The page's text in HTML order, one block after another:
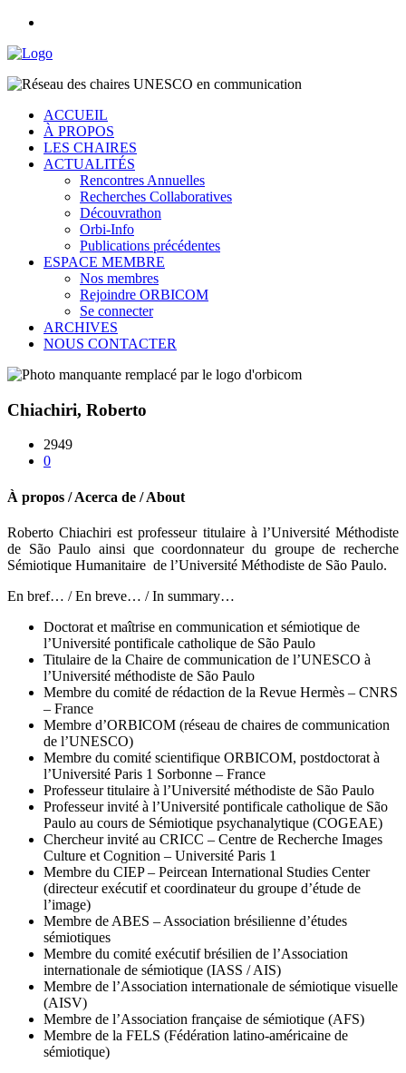
ACCUEIL
À PROPOS
LES CHAIRES
ACTUALITÉS
Rencontres Annuelles
Recherches Collaboratives
Découvrathon
Orbi-Info
Publications précédentes
ESPACE MEMBRE
Nos membres
Rejoindre ORBICOM
Se connecter
ARCHIVES
NOUS CONTACTER
Chiachiri, Roberto
2949
0
À propos / Acerca de / About
Roberto Chiachiri est professeur titulaire à l’Université Méthodiste
de São Paulo ainsi que coordonnateur du groupe de recherche
Sémiotique Humanitaire de l’Université Méthodiste de São Paulo.
En bref… / En breve… / In summary…
Doctorat et maîtrise en communication et sémiotique de
l’Université pontificale catholique de São Paulo
Titulaire de la Chaire de communication de l’UNESCO à
l’Université méthodiste de São Paulo
Membre du comité de rédaction de la Revue Hermès – CNRS
– France
Membre d’ORBICOM (réseau de chaires de communication
de l’UNESCO)
Membre du comité scientifique ORBICOM, postdoctorat à
l’Université Paris 1 Sorbonne – France
Professeur titulaire à l’Université méthodiste de São Paulo
Professeur invité à l’Université pontificale catholique de São
Paulo au cours de Sémiotique psychanalytique (COGEAE)
Chercheur invité au CRICC – Centre de Recherche Images
Culture et Cognition – Université Paris 1
Membre du CIEP – Peircean International Studies Center
(directeur exécutif et coordinateur du groupe d’étude de
l’image)
Membre de ABES – Association brésilienne d’études
sémiotiques
Membre du comité exécutif brésilien de l’Association
internationale de sémiotique (IASS / AIS)
Membre de l’Association internationale de sémiotique visuelle
(AISV)
Membre de l’Association française de sémiotique (AFS)
Membre de la FELS (Fédération latino-américaine de
sémiotique)